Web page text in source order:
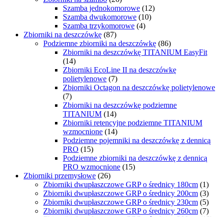
Szamba jednokomorowe (12)
Szamba dwukomorowe (10)
Szamba trzykomorowe (4)
Zbiorniki na deszczówkę (87)
Podziemne zbiorniki na deszczówkę (86)
Zbiorniki na deszczówkę TITANIUM EasyFit
(14)
Zbiorniki EcoLine II na deszczówkę
polietylenowe (7)
Zbiorniki Octagon na deszczówkę polietylenowe
(7)
Zbiorniki na deszczówkę podziemne
TITANIUM (14)
Zbiorniki retencyjne podziemne TITANIUM
wzmocnione (14)
Podziemne pojemniki na deszczówkę z dennicą
PRO (15)
Podziemne zbiorniki na deszczówkę z dennicą
PRO wzmocnione (15)
Zbiorniki przemysłowe (26)
Zbiorniki dwupłaszczowe GRP o średnicy 180cm (1)
Zbiorniki dwupłaszczowe GRP o średnicy 200cm (3)
Zbiorniki dwupłaszczowe GRP o średnicy 230cm (5)
Zbiorniki dwupłaszczowe GRP o średnicy 260cm (7)